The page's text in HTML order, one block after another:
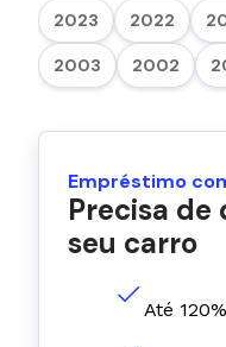
2023 2022
2003 2002
Empréstimo
Precisa de
seu carro
Até